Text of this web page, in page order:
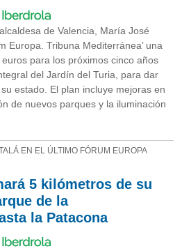
de Valencia, María José
Europa. Tribuna Mediterránea’ una
para los próximos cinco años
del Jardín del Turia, para dar
estado. El plan incluye mejoras en
de nuevos parques y la iluminación
EN EL ÚLTIMO FÓRUM EUROPA
5 kilómetros de su
de la
la Patacona